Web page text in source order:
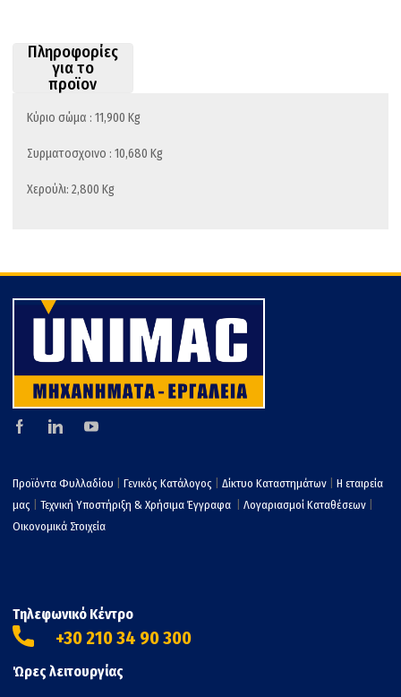
o
o
k
er
τε
Πληροφορίες
για το
προϊον
Κύριο σώμα : 11,900 Kg
Συρματοσχοινο : 10,680 Kg
Χερούλι: 2,800 Kg
Προϊόντα Φυλλαδίου Γενικός Κατάλογος Δίκτυο Καταστημάτων
Η εταιρεία
μας
Τεχνική Υποστήριξη & Χρήσιμα Έγγραφα Λογαριασμοί Καταθέσεων
Οικονομικά Στοιχεία
Τηλεφωνικό Κέντρο
+30 210 34 90 300
Ώρες λειτουργίας